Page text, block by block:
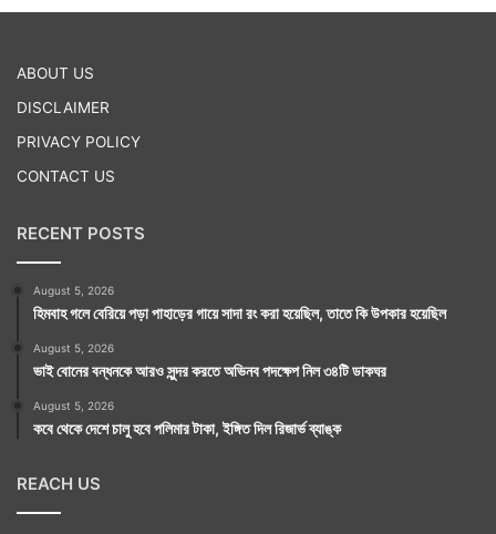
ABOUT US
DISCLAIMER
PRIVACY POLICY
CONTACT US
RECENT POSTS
August 5, 2026
হিমবাহ গলে বেরিয়ে পড়া পাহাড়ের গায়ে সাদা রং করা হয়েছিল, তাতে কি উপকার হয়েছিল
August 5, 2026
ভাই বোনের বন্ধনকে আরও সুন্দর করতে অভিনব পদক্ষেপ নিল ৩৪টি ডাকঘর
August 5, 2026
কবে থেকে দেশে চালু হবে পলিমার টাকা, ইঙ্গিত দিল রিজার্ভ ব্যাঙ্ক
REACH US